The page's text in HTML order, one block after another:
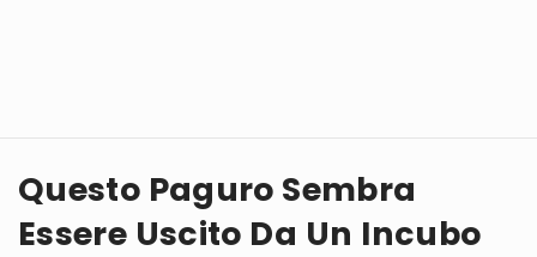
Questo Paguro Sembra
Essere Uscito Da Un Incubo